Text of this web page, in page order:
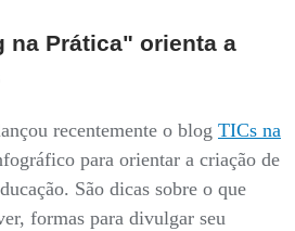
na Prática" orienta a
recentemente o blog TICs na
para orientar a criação de
São dicas sobre o que
formas para divulgar seu